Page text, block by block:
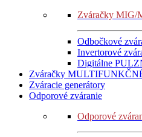
Zváračky MIG/
Odbočkové
Invertorové
Digitálne
Zváračky
Zváracie generátory
Odporové zváranie
Odporové